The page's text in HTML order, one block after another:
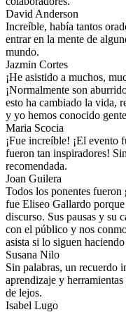
David Anderson
Increíble, había tantos
entrar en la mente de
mundo.
Jazmin Cortes
¡He asistido a muchos,
¡Normalmente son
esto ha cambiado la vida,
y yo hemos conocido
Maria Scocia
¡Fue increíble! ¡El evento
fueron tan inspiradores!
recomendada.
Joan Guilera
Todos los ponentes
fue Eliseo Gallardo
discurso. Sus pausas y su
con el público y nos
asista si lo siguen
Susana Nilo
Sin palabras, un recuerdo
aprendizaje y
de lejos.
Isabel Lugo